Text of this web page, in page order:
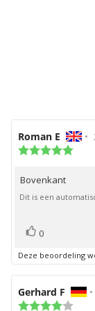
Auteur
van
beoordeling:
Roman E •
Bovenkant
Dit is een
Stem
omhoog
0
Deze beoordeling
Auteur
van
Gerhard F •